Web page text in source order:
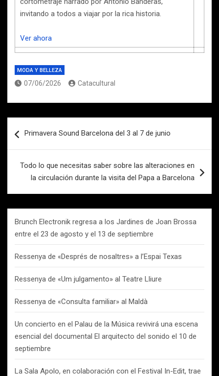
invitando a todos a viajar por la rica historia.
Ver ahora
MODA Y BELLEZA
07/06/2026 Catacultural
de
Primavera Sound Barcelona del 3 al 7 de junio
Todo lo que necesitas saber sobre las alteraciones en
la circulación durante la visita del Papa a Barcelona
Brunch Electronik regresa a los Jardines de Joan Brossa
entre el 23 de agosto y el 13 de septiembre
Ressenya de «Després de nosaltres» a l’Espai Texas
Ressenya de «Um julgamento» al Teatre Lliure
Ressenya de «Consulta familiar» al Maldà
Un concierto en el Palau de la Música revivirá una escena
esencial del documental El arquitecto del sonido el 10 de
septiembre
La Sala Apolo, en colaboración con el Festival In-Edit, trae